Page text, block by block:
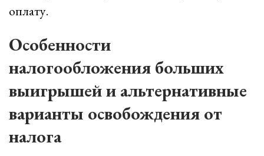
оплату.
Особенности
налогообложения больших
выигрышей и альтернативные
варианты освобождения от
налога